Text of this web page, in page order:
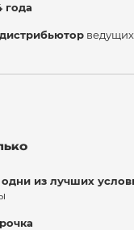
года
одни из лучших